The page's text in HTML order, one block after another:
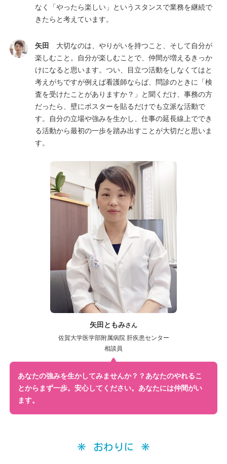
なく「やったら楽しい」というスタンスで業務を継続で
きたらと考えています。
矢田 大切なのは、やりがいを持つこと、そして自分が
楽しむこと。自分が楽しむことで、仲間が増えるきっか
けになると思います。つい、目立つ活動をしなくてはと
考えがちですが例えば看護師ならば、問診のときに「検
査を受けたことがありますか？」と聞くだけ、事務の方
だったら、壁にポスターを貼るだけでも立派な活動で
す。自分の立場や強みを生かし、仕事の延長線上ででき
る活動から最初の一歩を踏み出すことが大切だと思いま
す。
矢田ともみさん
佐賀大学医学部附属病院 肝疾患センター
相談員
あなたの強みを生かしてみませんか？？ あなたのやれるこ
とからまず一歩。安心してください。あなたには仲間がい
ます。
おわりに